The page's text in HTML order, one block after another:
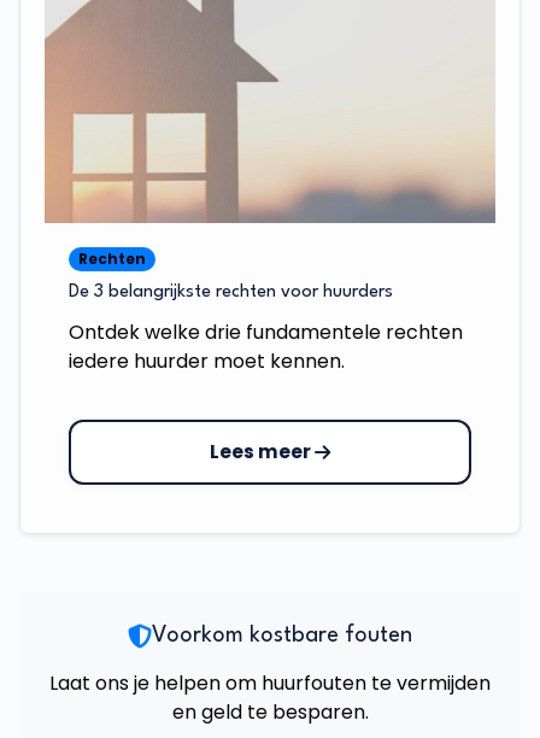
Rechten
De 3 belangrijkste rechten voor huurders
Ontdek welke drie fundamentele rechten
iedere huurder moet kennen.
Lees meer
Voorkom kostbare fouten
Laat ons je helpen om huurfouten te vermijden
en geld te besparen.